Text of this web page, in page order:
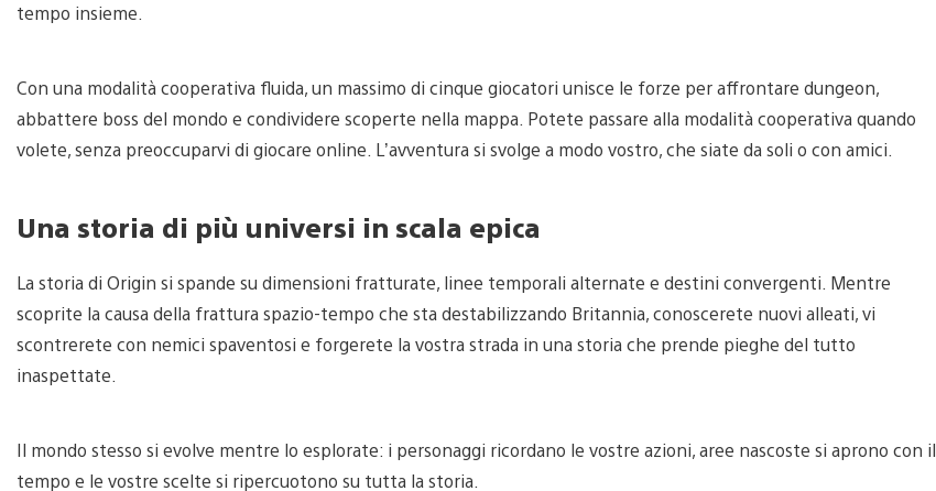
tempo insieme.
Con una modalità cooperativa fluida, un massimo di cinque giocatori unisce le forze per affrontare dungeon,
abbattere boss del mondo e condividere scoperte nella mappa. Potete passare alla modalità cooperativa quando
volete, senza preoccuparvi di giocare online. L’avventura si svolge a modo vostro, che siate da soli o con amici.
Una storia di più universi in scala epica
La storia di Origin si spande su dimensioni fratturate, linee temporali alternate e destini convergenti. Mentre
scoprite la causa della frattura spazio-tempo che sta destabilizzando Britannia, conoscerete nuovi alleati, vi
scontrerete con nemici spaventosi e forgerete la vostra strada in una storia che prende pieghe del tutto
inaspettate.
Il mondo stesso si evolve mentre lo esplorate: i personaggi ricordano le vostre azioni, aree nascoste si aprono con il
tempo e le vostre scelte si ripercuotono su tutta la storia.